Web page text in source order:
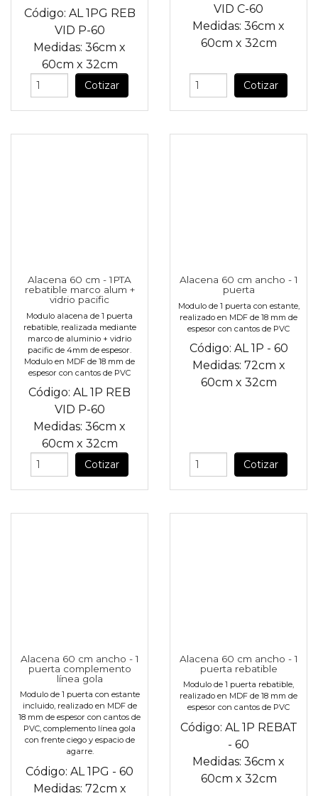
Código: AL 1PG REB
VID P-60
Medidas: 36cm x
60cm x 32cm
Cotizar
VID C-60
Medidas: 36cm x
60cm x 32cm
Cotizar
Alacena 60 cm - 1PTA
rebatible marco alum +
vidrio pacific
Modulo alacena de 1 puerta
rebatible, realizada mediante
marco de aluminio + vidrio
pacific de 4mm de espesor.
Modulo en MDF de 18 mm de
espesor con cantos de PVC
Código: AL 1P REB
VID P-60
Medidas: 36cm x
60cm x 32cm
Cotizar
Alacena 60 cm ancho - 1
puerta
Modulo de 1 puerta con estante,
realizado en MDF de 18 mm de
espesor con cantos de PVC
Código: AL 1P - 60
Medidas: 72cm x
60cm x 32cm
Cotizar
Alacena 60 cm ancho - 1
puerta complemento
línea gola
Modulo de 1 puerta con estante
incluido, realizado en MDF de
18 mm de espesor con cantos de
PVC, complemento línea gola
con frente ciego y espacio de
agarre.
Código: AL 1PG - 60
Medidas: 72cm x
Alacena 60 cm ancho - 1
puerta rebatible
Modulo de 1 puerta rebatible,
realizado en MDF de 18 mm de
espesor con cantos de PVC
Código: AL 1P REBAT
- 60
Medidas: 36cm x
60cm x 32cm